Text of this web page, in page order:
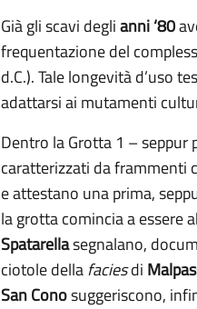
Già gli scavi deglianni ‘80
frequentazione del
d.C.). Tale longevità d’uso
adattarsi ai mutamenti
Dentro la Grotta 1 –
caratterizzati da frammenti
e attestano una prima,
la grotta comincia a essere
Spatarellasegnalano,
ciotole dellafaciesdi
San Conosuggeriscono,